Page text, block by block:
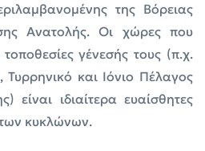
της Βόρειας
Ανατολής. Οι χώρες που
γένεσής τους (π.χ.
Τυρρηνικό και Ιόνιο Πέλαγος
είναι ιδιαίτερα ευαίσθητες
των κυκλώνων.